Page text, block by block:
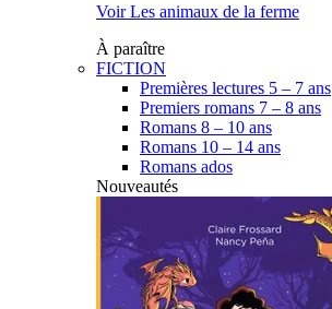
Voir Les animaux de la ferme
À paraître
FICTION
Premières lectures 5 – 7 ans
Premiers romans 7 – 8 ans
Romans 8 – 10 ans
Romans 10 – 14 ans
Romans ados
Nouveautés